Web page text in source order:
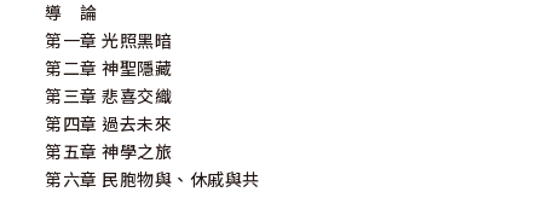
導 論
第一章 光照黑暗
第二章 神聖隱藏
第三章 悲喜交織
第四章 過去未來
第五章 神學之旅
第六章 民胞物與、休戚與共